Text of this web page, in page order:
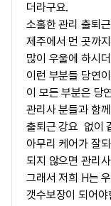
더라구요.
소홀한 관리 출퇴
제주에서 먼 곳까
많이 우울에 하시
이런 부분들 당연
이 모든 부분은 당
관리사 분들과 함
출퇴근 강요 없이
아무리 케어가 잘
되지 않으면 관리
그래서 저희 H는
갯수보장이 되어